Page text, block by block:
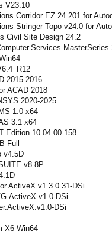
V23.10
Corridor EZ 24.201 for
Stringer Topo v24.0 for
Civil Site Design 24.2
2015-2016
ACAD 2018
2020-2025
1.0 x64
3.1 x64
Edition 10.04.00.158
Full
v4.5D
v8.8P
DSi
DSi
DSi
X6 Win64